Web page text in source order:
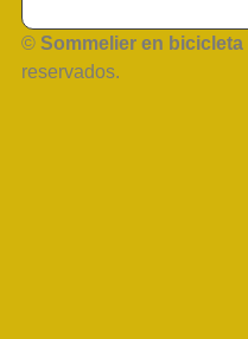
© Sommelier en bicicleta
reservados.